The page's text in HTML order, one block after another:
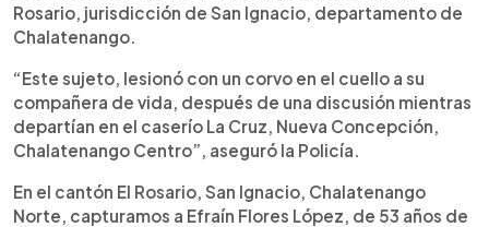
Rosario, jurisdicción de San Ignacio, departamento de
Chalatenango.
“Este sujeto, lesionó con un corvo en el cuello a su
compañera de vida, después de una discusión mientras
departían en el caserío La Cruz, Nueva Concepción,
Chalatenango Centro”, aseguró la Policía.
En el cantón El Rosario, San Ignacio, Chalatenango
Norte, capturamos a Efraín Flores López, de 53 años de